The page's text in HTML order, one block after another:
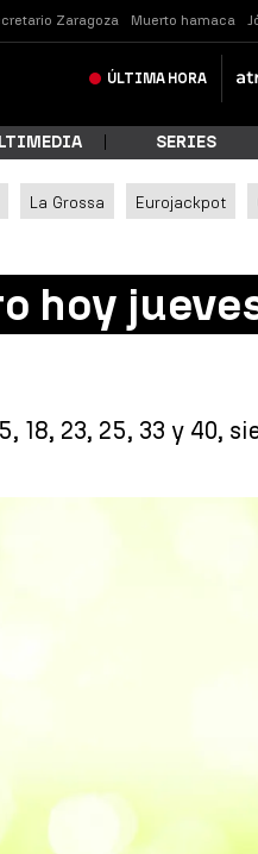
Zaragoza Muerto hamaca
ÚLTIMA HORA
SERIES
La Grossa Eurojackpot
hoy
18, 23, 25, 33 y 40,